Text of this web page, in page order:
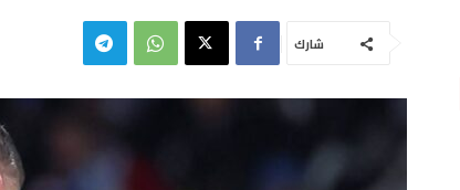
شارك